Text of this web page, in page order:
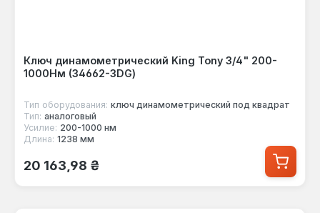
Ключ динамометрический King Tony 3/4" 200-
1000Нм (34662-3DG)
Тип оборудования: ключ динамометрический под квадрат
Тип: аналоговый
Усилие: 200-1000 нм
Длина: 1238 мм
Обычная цена:
20 163,98 ₴